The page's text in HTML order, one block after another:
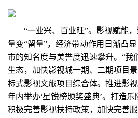
“一业兴、百业旺”。影视赋能，
量变“留量”，经济带动作用日渐凸
市的知名度与美誉度迅速攀升。“我
生态，加快影视城一期、二期项目
标式影视文旅项目综合体。推进影
年内举办‘星锐榜颁奖盛典’。打造乐
积极完善影视扶持政策，加快完善